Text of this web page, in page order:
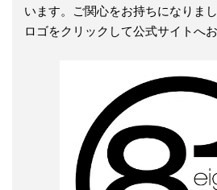
います。ご関心をお持ちになりま
ロゴをクリックして公式サイトへ